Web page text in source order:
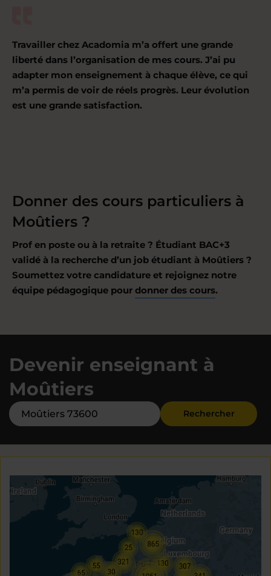
Travailler chez Acadomia m’a offert une grande
liberté dans l’organisation de mes cours. J’ai pu
adapter mon enseignement à chaque élève, ce qui
m’a permis de voir de réels progrès. Leur évolution
est une grande satisfaction.
Donner des cours particuliers à
Moûtiers ?
Prof en poste ou à la retraite ? Étudiant BAC+3
validé à la recherche d’un job étudiant à Moûtiers ?
Soumettez votre candidature et rejoignez notre
équipe pédagogique pour donner des cours.
Devenir enseignant à
Moûtiers
Rechercher